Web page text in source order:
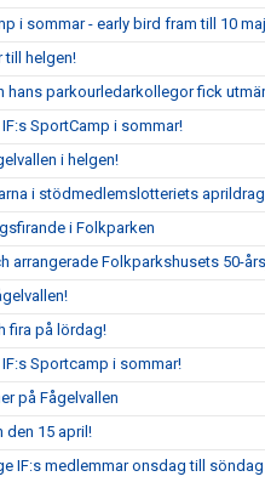
i sommar - early bird fram till 10
till helgen!
hans parkourledarkollegor fick
SportCamp i sommar!
i helgen!
i stödmedlemslotteriets
i Folkparken
arrangerade Folkparkshusets 50-
fira på lördag!
Sportcamp i sommar!
på Fågelvallen
den 15 april!
IF:s medlemmar onsdag till